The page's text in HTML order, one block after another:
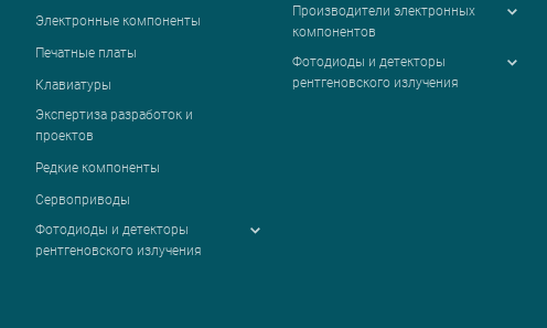
Электронные компоненты
Печатные платы
Клавиатуры
Экспертиза разработок и
проектов
Редкие компоненты
Сервоприводы
Фотодиоды и детекторы
рентгеновского излучения
Производители электронных
компонентов
Фотодиоды и детекторы
рентгеновского излучения